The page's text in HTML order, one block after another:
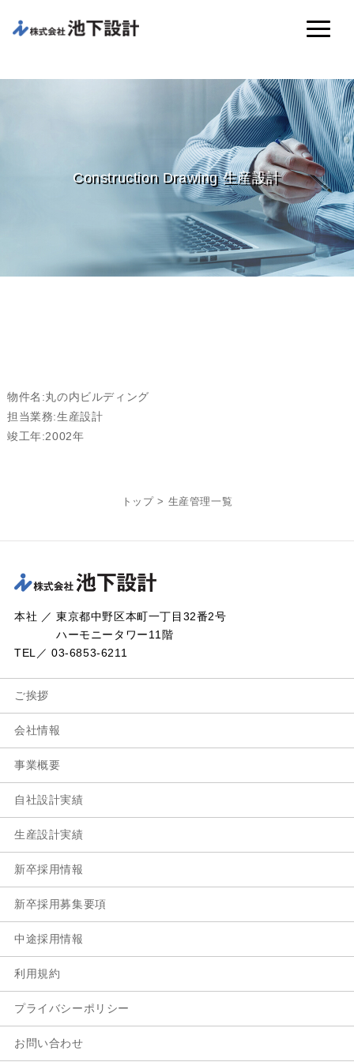
Construction Drawing 生産設計
物件名:丸の内ビルディング
担当業務:生産設計
竣工年:2002年
トップ > 生産管理一覧
本社 ／ 東京都中野区本町一丁目32番2号
ハーモニータワー11階
TEL／ 03-6853-6211
ご挨拶
会社情報
事業概要
自社設計実績
生産設計実績
新卒採用情報
新卒採用募集要項
中途採用情報
利用規約
プライバシーポリシー
お問い合わせ